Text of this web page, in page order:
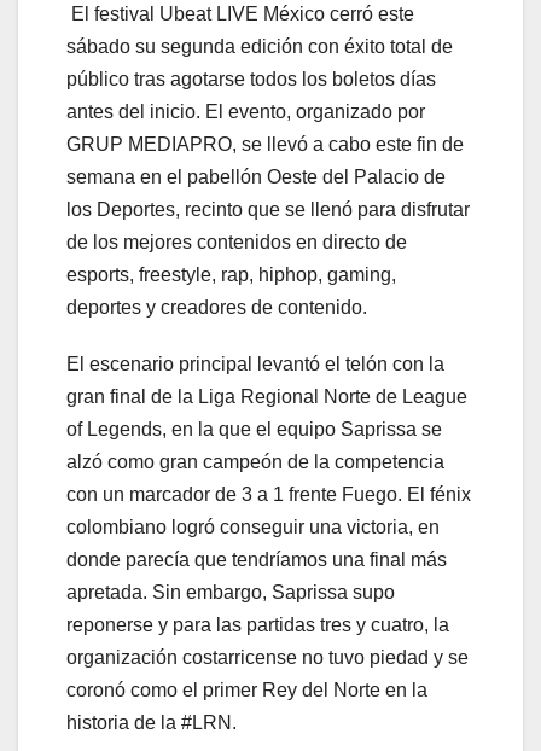
El festival Ubeat LIVE México cerró este
sábado su segunda edición con éxito total de
público tras agotarse todos los boletos días
antes del inicio. El evento, organizado por
GRUP MEDIAPRO, se llevó a cabo este fin de
semana en el pabellón Oeste del Palacio de
los Deportes, recinto que se llenó para disfrutar
de los mejores contenidos en directo de
esports, freestyle, rap, hiphop, gaming,
deportes y creadores de contenido.
El escenario principal levantó el telón con la
gran final de la Liga Regional Norte de League
of Legends, en la que el equipo Saprissa se
alzó como gran campeón de la competencia
con un marcador de 3 a 1 frente Fuego. El fénix
colombiano logró conseguir una victoria, en
donde parecía que tendríamos una final más
apretada. Sin embargo, Saprissa supo
reponerse y para las partidas tres y cuatro, la
organización costarricense no tuvo piedad y se
coronó como el primer Rey del Norte en la
historia de la #LRN.